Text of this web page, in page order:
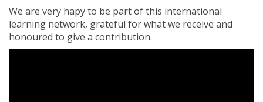
We are very hapy to be part of this international
learning network, grateful for what we receive and
honoured to give a contribution.